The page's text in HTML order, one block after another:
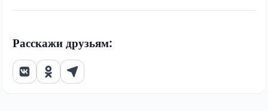
Расскажи друзьям: